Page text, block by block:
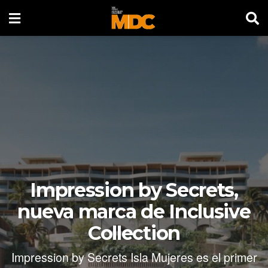
Impression by Secrets,
nueva marca de Inclusive
Collection
Impression by Secrets Isla Mujeres es el primer